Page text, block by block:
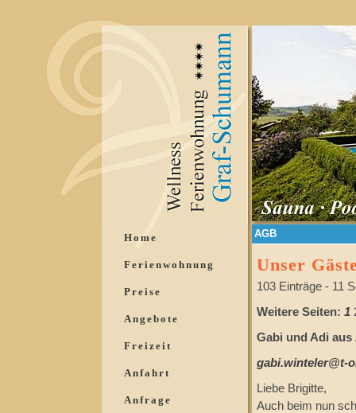
Home
Ferienwohnung
Preise
Angebote
Freizeit
Anfahrt
Anfrage
AGB
Unser
103 Einträge - 11
Weitere Seiten: 1
Gabi und Adi aus
gabi.winteler@t-
Liebe Brigitte,
Auch beim nun